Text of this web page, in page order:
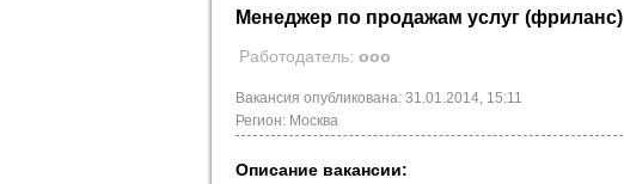
Менеджер по продажам услуг (фриланс)
Работодатель: ооо
Вакансия опубликована: 31.01.2014, 15:11
Регион: Москва
Описание вакансии: